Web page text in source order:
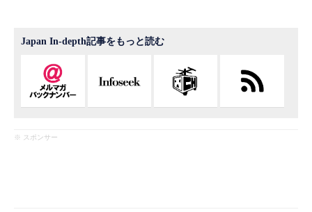
Japan In-depth記事をもっと読む
※ スポンサー